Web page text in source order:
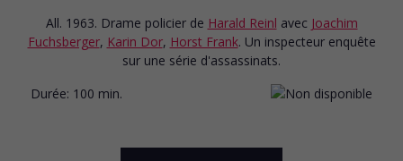
All. 1963. Drame policier de Harald Reinl avec Joachim
Fuchsberger, Karin Dor, Horst Frank. Un inspecteur enquête
sur une série d'assassinats.
Durée: 100 min.